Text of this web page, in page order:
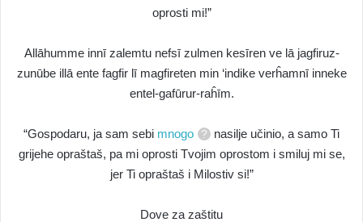
oprosti mi!”
Allāhumme innī zalemtu nefsī zulmen kesīren ve lā jagfiruz-
zunūbe illā ente fagfir lī magfireten min ‘indike verĥamnī inneke
entel-gafūrur-raĥīm.
“Gospodaru, ja sam sebi mnogo
nasilje učinio, a samo Ti
grijehe opraštaš, pa mi oprosti Tvojim oprostom i smiluj mi se,
jer Ti opraštaš i Milostiv si!”
Dove za zaštitu